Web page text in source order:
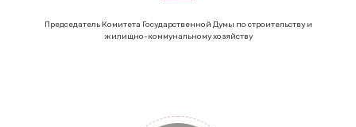
Председатель Комитета Государственной Думы по строительству и
жилищно-коммунальному хозяйству